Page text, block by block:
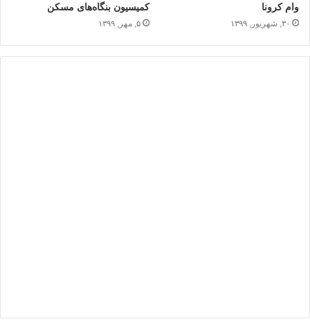
وام کرونا
۳۰, شهریور, ۱۳۹۹
کمیسیون بنگاه‌های مسکن
۵, مهر, ۱۳۹۹